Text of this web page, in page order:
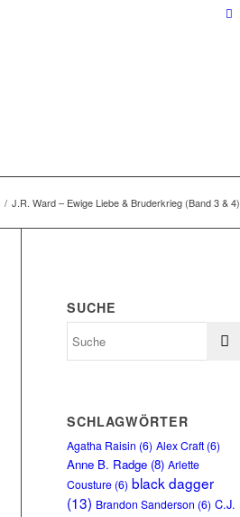
/ J.R. Ward – Ewige Liebe & Bruderkrieg (Band 3 & 4)
SUCHE
SCHLAGWÖRTER
Agatha Raisin (6) Alex Craft (6)
Anne B. Radge (8) Arlette
Cousture (6) black dagger
(13) Brandon Sanderson (6) C.J.